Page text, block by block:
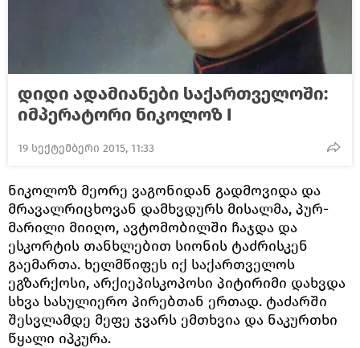
დიდი ადამიანები საქართველოში:
იმპერატორი ნიკოლოზ Ι
19 სექტემბერი 2015, 11:33
ნიკოლოზ მეორე ვაგონიდან გადმოვიდა და
მრავალრიცხოვან დამხვდურს მისალმა, პურ-
მარილი მიიღო, ავტომობილში ჩაჯდა და
ესკორტის თანხლებით სიონის ტაძრისკენ
გაემართა. ხელმწიფეს იქ საქართველოს
ეგზარქოსი, არქიეპისკოპოსი პიტირიმი დახვდა
სხვა სასულიერო პირებთან ერთად. ტაძარში
შესვლამდე მეფე ჯვარს ემთხვია და ნაკურთხი
წყალი იპკურა.